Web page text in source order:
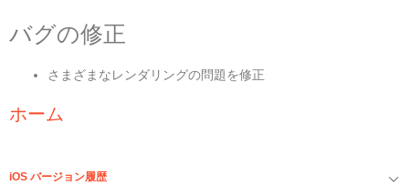
バグの修正
さまざまなレンダリングの問題を修正
ホーム
iOS バージョン履歴